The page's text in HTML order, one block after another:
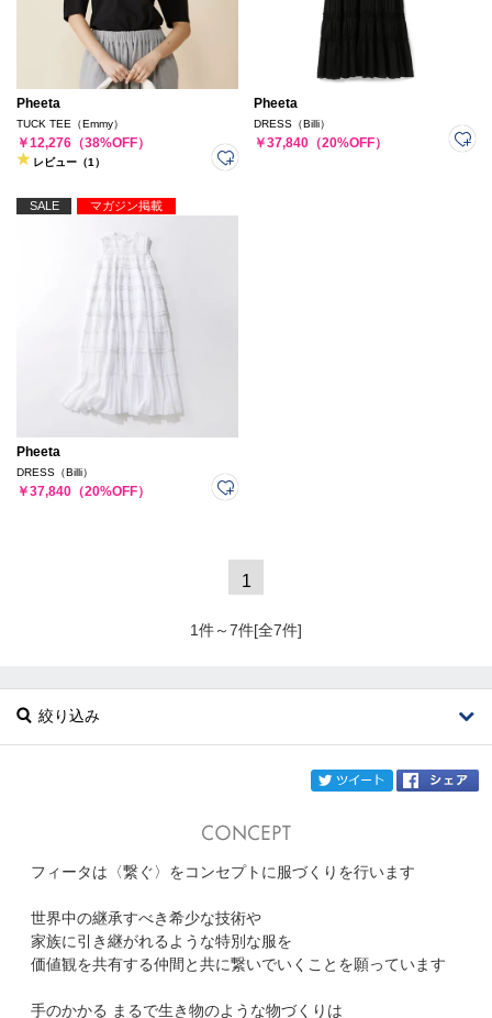
Pheeta
TUCK TEE（Emmy）
￥12,276（38%OFF）
レビュー（1）
Pheeta
DRESS（Billi）
￥37,840（20%OFF）
SALE マガジン掲載
Pheeta
DRESS（Billi）
￥37,840（20%OFF）
1
1件～7件[全7件]
絞り込み
ブランド Pheeta
カテゴリ
サイズ
フィータは〈繋ぐ〉をコンセプトに服づくりを行います
世界中の継承すべき希少な技術や
家族に引き継がれるような特別な服を
価値観を共有する仲間と共に繋いでいくことを願っています
手のかかる まるで生き物のような物づくりは